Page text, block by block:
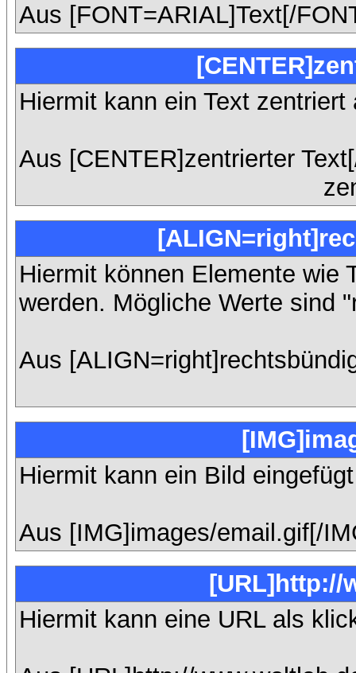
Aus [FONT=ARIAL]Text[/
Hiermit kann ein Text
Aus [CENTER]zentrierter
Hiermit können Elemente wie
werden. Mögliche Werte sind
Aus
Hiermit kann ein Bild
Aus [IMG]images/email.gif[/
[URL]http://
Hiermit kann eine URL als